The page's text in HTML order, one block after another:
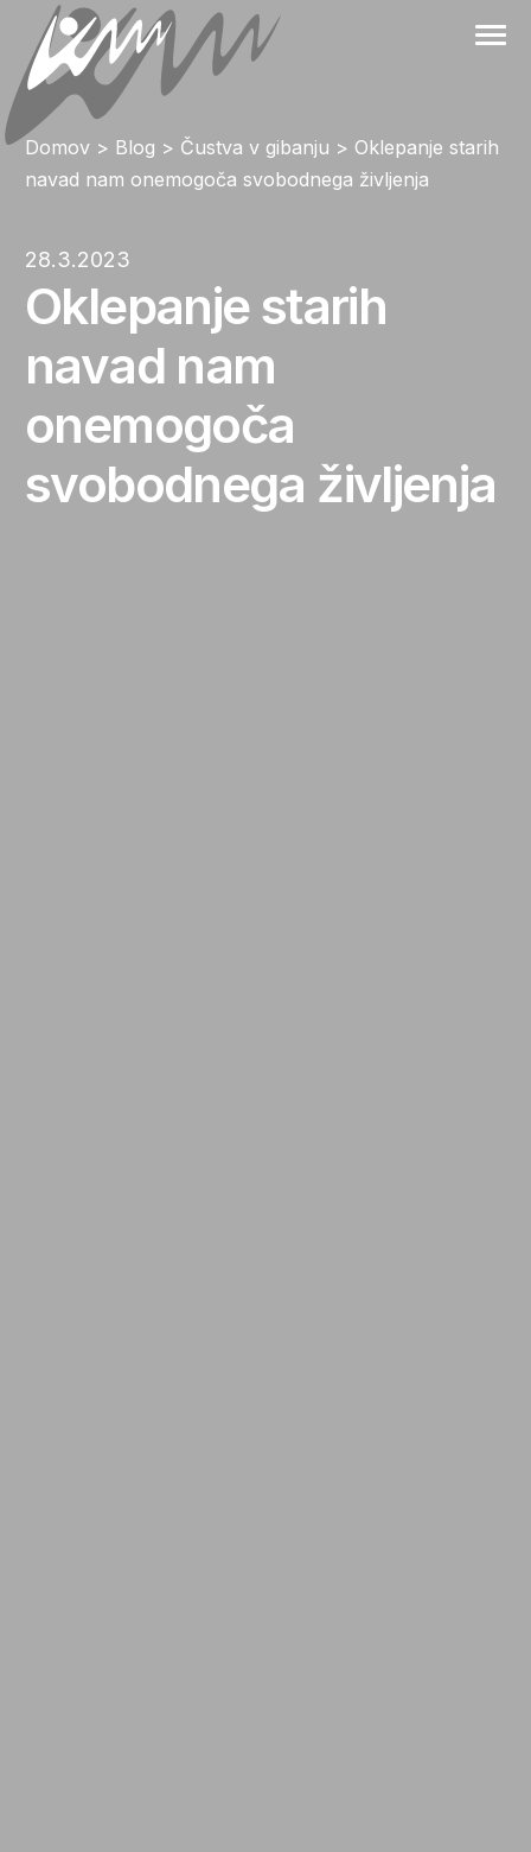
content
Domov > Blog > Čustva v gibanju > Oklepanje starih
navad nam onemogoča svobodnega življenja
28.3.2023
Oklepanje starih
navad nam
onemogoča
svobodnega življenja